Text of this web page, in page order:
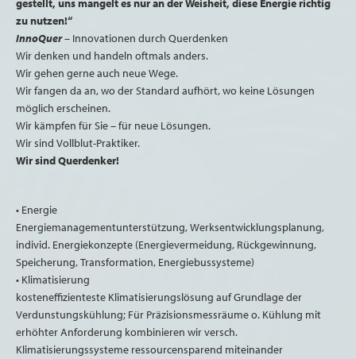
gestellt, uns mangelt es nur an der Weisheit, diese Energie richtig
zu nutzen!“
InnoQuer– Innovationen durch Querdenken
Wir denken und handeln oftmals anders.
Wir gehen gerne auch neue Wege.
Wir fangen da an, wo der Standard aufhört, wo keine Lösungen
möglich erscheinen.
Wir kämpfen für Sie – für neue Lösungen.
Wir sind Vollblut-Praktiker.
Wir sind Querdenker!
• Energie
Energiemanagementunterstützung, Werksentwicklungsplanung,
individ. Energiekonzepte (Energievermeidung, Rückgewinnung,
Speicherung, Transformation, Energiebussysteme)
• Klimatisierung
kosteneffizienteste Klimatisierungslösung auf Grundlage der
Verdunstungskühlung; Für Präzisionsmessräume o. Kühlung mit
erhöhter Anforderung kombinieren wir versch.
Klimatisierungssysteme ressourcensparend miteinander